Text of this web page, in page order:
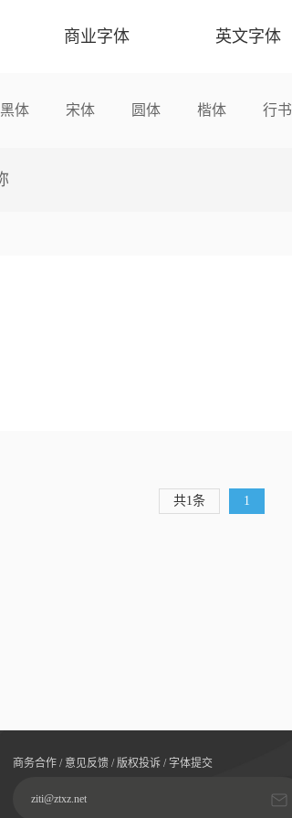
商业字体 英文字体
黑体 宋体 圆体 楷体 行书
共1条 1
商务合作 / 意见反馈 / 版权投诉 / 字体提交
ziti@ztxz.net